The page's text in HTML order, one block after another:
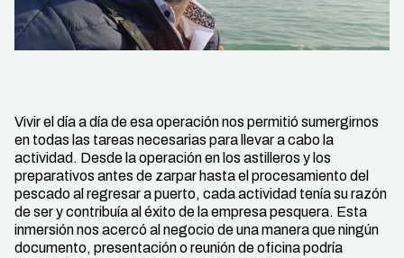
Vivir el día a día de esa operación nos permitió sumergirnos
en todas las tareas necesarias para llevar a cabo la
actividad. Desde la operación en los astilleros y los
preparativos antes de zarpar hasta el procesamiento del
pescado al regresar a puerto, cada actividad tenía su razón
de ser y contribuía al éxito de la empresa pesquera. Esta
inmersión nos acercó al negocio de una manera que ningún
documento, presentación o reunión de oficina podría